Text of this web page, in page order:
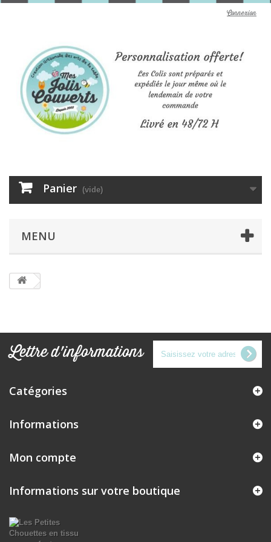
Connexion
Panier (vide)
MENU
Lettre d'informations
Catégories
Informations
Mon compte
Informations sur votre boutique